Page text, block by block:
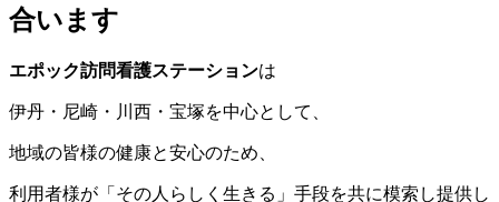
合います
エポック訪問看護ステーションは
伊丹・尼崎・川西・宝塚を中心として、
地域の皆様の健康と安心のため、
利用者様が「その人らしく生きる」手段を共に模索し提供し